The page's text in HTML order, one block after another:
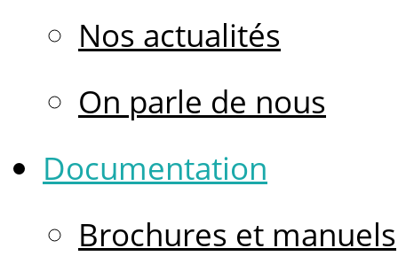
Nos actualités
On parle de nous
Documentation
Brochures et manuels